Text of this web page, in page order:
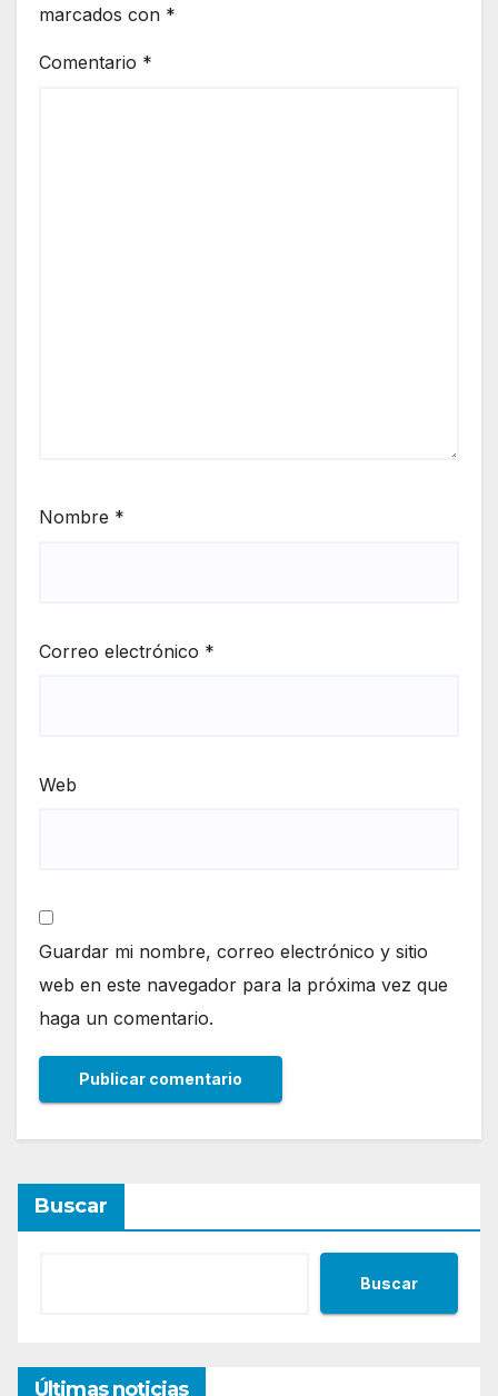
marcados con *
Comentario *
Nombre *
Correo electrónico *
Web
Guardar mi nombre, correo electrónico y sitio
web en este navegador para la próxima vez que
haga un comentario.
Buscar
Buscar
Últimas noticias